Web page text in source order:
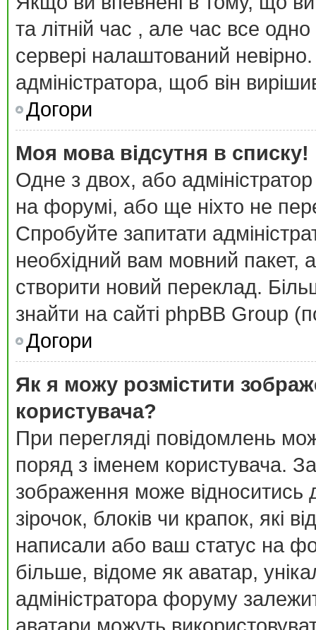
та літній час , але час все
сервері налаштований
адміністратора, щоб він
Догори
Моя мова відсутня в списку!
Одне з двох, або
на форумі, або ще ніхто не
Спробуйте запитати
необхідний вам мовний пакет,
створити новий переклад.
знайти на сайті phpBB Group
Догори
Як я можу розмістити
користувача?
При перегляді повідомлень
поряд з іменем користувача.
зображення може відноситись
зірочок, блоків чи крапок, які
написали або ваш статус на
більше, відоме як аватар,
адміністратора форуму